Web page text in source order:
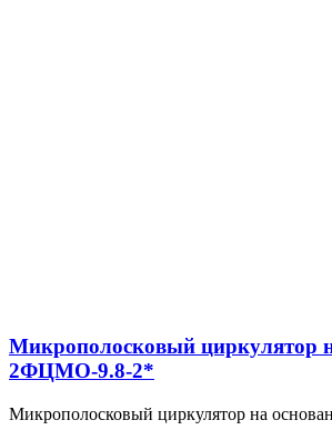
Микрополосковый циркулятор
2ФЦМО-9.8-2*
Микрополосковый циркулятор на